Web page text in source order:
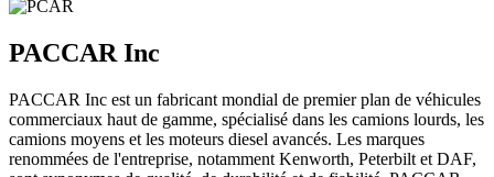
PACCAR Inc
PACCAR Inc est un fabricant mondial de premier plan de véhicules
commerciaux haut de gamme, spécialisé dans les camions lourds, les
camions moyens et les moteurs diesel avancés. Les marques
renommées de l'entreprise, notamment Kenworth, Peterbilt et DAF,